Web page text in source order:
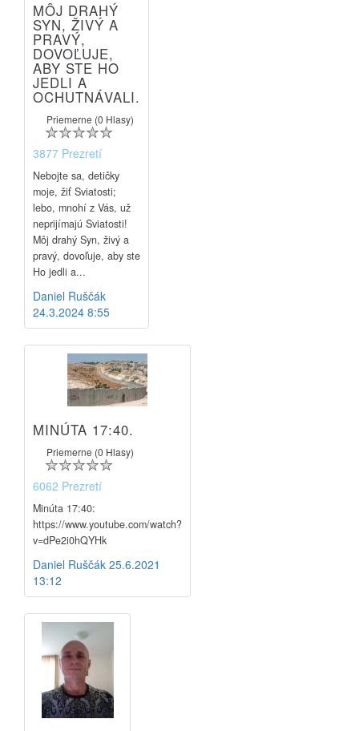
MÔJ DRAHÝ
SYN, ŽIVÝ A
PRAVÝ,
DOVOĽUJE,
ABY STE HO
JEDLI A
OCHUTNÁVALI.
Priemerne (0 Hlasy)
3877 Prezretí
Nebojte sa, detičky
moje, žiť Sviatosti;
lebo, mnohí z Vás, už
neprijímajú Sviatosti!
Môj drahý Syn, živý a
pravý, dovoľuje, aby ste
Ho jedli a...
Daniel Ruščák
24.3.2024 8:55
MINÚTA 17:40.
Priemerne (0 Hlasy)
6062 Prezretí
Minúta 17:40:
https://www.youtube.com/watch?
v=dPe2i0hQYHk
Daniel Ruščák 25.6.2021
13:12